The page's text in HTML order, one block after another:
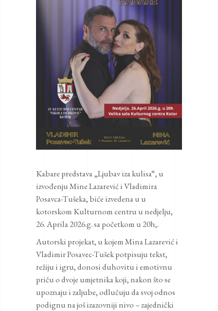
Kabare predstava „Ljubav iza kulisa“, u
izvođenju Mine Lazarević i Vladimira
Posavca-Tušeka, biće izvedena u u
kotorskom Kulturnom centru u nedjelju,
26. Aprila 2026.g. sa početkom u 20h,.
Autorski projekat, u kojem Mina Lazarević i
Vladimir Posavec-Tušek potpisuju tekst,
režiju i igru, donosi duhovitu i emotivnu
priču o dvoje umjetnika koji, nakon što se
upoznaju i zaljube, odlučuju da svoj odnos
podignu na još izazovniji nivo – zajednički